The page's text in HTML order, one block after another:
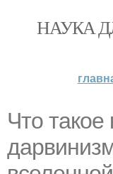
НАУКА
Что такое